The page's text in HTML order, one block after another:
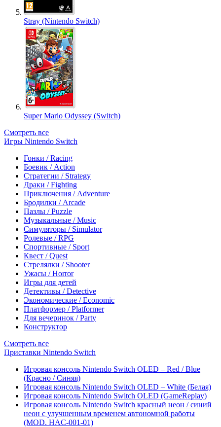
Stray (Nintendo Switch)
Super Mario Odyssey (Switch)
Смотреть все
Игры Nintendo Switch
Гонки / Racing
Боевик / Action
Стратегии / Strategy
Драки / Fighting
Приключения / Adventure
Бродилки / Arcade
Пазлы / Puzzle
Музыкальные / Music
Симуляторы / Simulator
Ролевые / RPG
Спортивные / Sport
Квест / Quest
Стрелялки / Shooter
Ужасы / Horror
Игры для детей
Детективы / Detective
Экономические / Economic
Платформер / Platformer
Для вечеринок / Party
Конструктор
Смотреть все
Приставки Nintendo Switch
Игровая консоль Nintendo Switch OLED – Red / Blue
(Красно / Синяя)
Игровая консоль Nintendo Switch OLED – White (Белая)
Игровая консоль Nintendo Switch OLED (GameReplay)
Игровая консоль Nintendo Switch красный неон / синий
неон с улучшенным временем автономной работы
(MOD. HAC-001-01)